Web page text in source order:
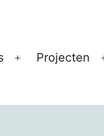
Open
Projecten